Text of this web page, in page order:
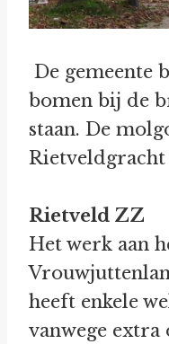
De gemeente
bomen bij de
staan. De
Rietveld ZZ
Het werk aan
heeft enkele
vanwege extra